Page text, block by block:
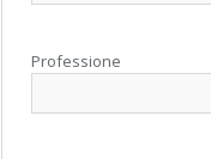
Professione